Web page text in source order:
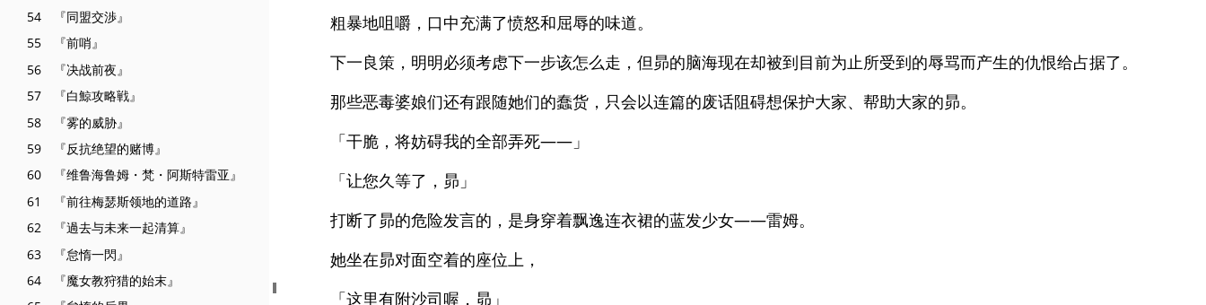
54 『同盟交渉』
55 『前哨』
56 『决战前夜』
57 『白鯨攻略戦』
58 『雾的威胁』
59 『反抗绝望的赌博』
60 『维鲁海鲁姆・梵・阿斯特雷亚』
61 『前往梅瑟斯领地的道路』
62 『過去与未来一起清算』
63 『怠惰一閃』
64 『魔女教狩猎的始末』
粗暴地咀嚼，口中充满了愤怒和屈辱的味道。
下一良策，明明必须考虑下一步该怎么走，但昴的脑海现在却被到目前为止所受到的辱骂而产生的仇恨给占据了。
那些恶毒婆娘们还有跟随她们的蠢货，只会以连篇的废话阻碍想保护大家、帮助大家的昴。
「干脆，将妨碍我的全部弄死——」
「让您久等了，昴」
打断了昴的危险发言的，是身穿着飘逸连衣裙的蓝发少女——雷姆。
她坐在昴对面空着的座位上，
「这里有附沙司喔，昴」